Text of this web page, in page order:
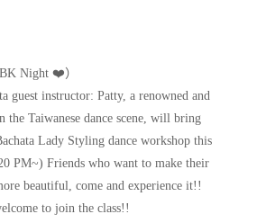
Night ❤️）
guest instructor: Patty, a renowned and
the Taiwanese dance scene, will bring
Lady Styling dance workshop this
PM~) Friends who want to make their
beautiful, come and experience it!!
to join the class!!